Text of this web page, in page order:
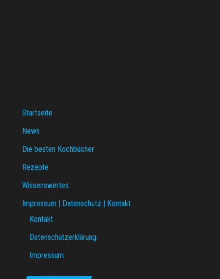
Startseite
News
Die besten Kochbücher
Rezepte
Wissenswertes
Impressum | Datenschutz | Kontakt
Kontakt
Datenschutzerklärung
Impressum